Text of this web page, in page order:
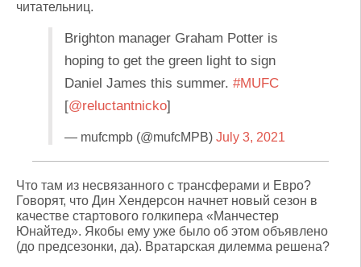
читательниц.
Brighton manager Graham Potter is
hoping to get the green light to sign
Daniel James this summer. #MUFC
[@reluctantnicko]
— mufcmpb (@mufcMPB) July 3, 2021
Что там из несвязанного с трансферами и Евро?
Говорят, что Дин Хендерсон начнет новый сезон в
качестве стартового голкипера «Манчестер
Юнайтед». Якобы ему уже было об этом объявлено
(до предсезонки, да). Вратарская дилемма решена?